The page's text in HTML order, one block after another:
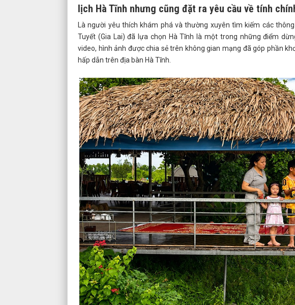
lịch Hà Tĩnh nhưng cũng đặt ra yêu cầu về tính
Là người yêu thích khám phá và thường xuyên tìm kiếm các
Tuyết (Gia Lai) đã lựa chọn Hà Tĩnh là một trong những điểm
video, hình ảnh được chia sẻ trên không gian mạng đã góp phần
hấp dẫn trên địa bàn Hà Tĩnh.